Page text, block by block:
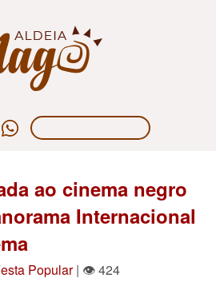
ao cinema negro
Internacional
Popular| 👁 424